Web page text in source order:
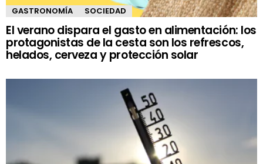
GASTRONOMÍA SOCIEDAD
El verano dispara el gasto en alimentación: los
protagonistas de la cesta son los refrescos,
helados, cerveza y protección solar